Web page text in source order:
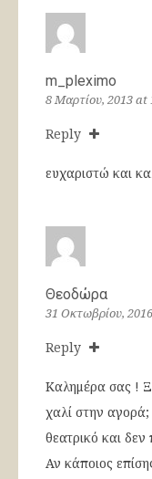
m_pleximo
8 Μαρτίου, 2013 at
Reply
ευχαριστώ και
Θεοδώρα
31 Οκτωβρίου,
Reply
Καλημέρα σας !
χαλί στην
θεατρικό και
Αν κάποιος